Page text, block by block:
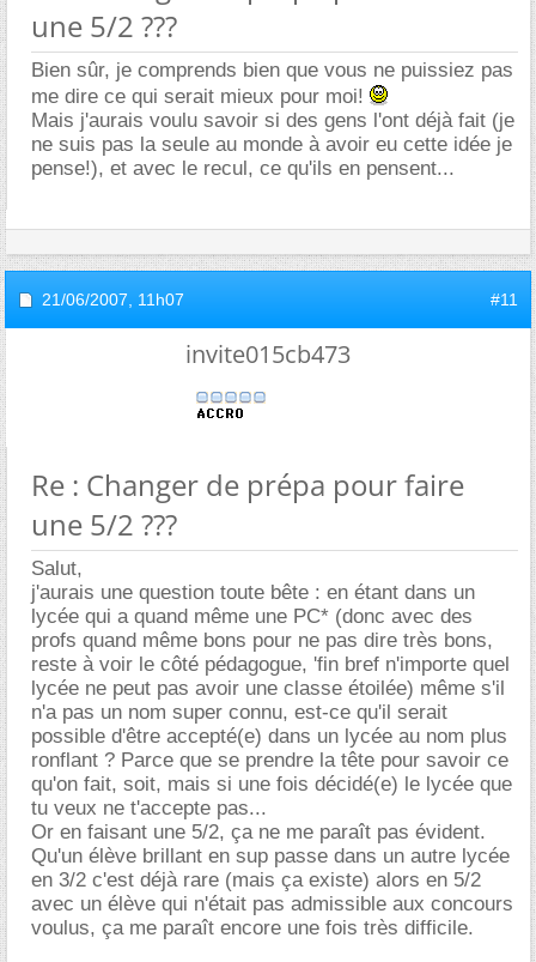
une 5/2 ???
Bien sûr, je comprends bien que vous ne puissiez pas
me dire ce qui serait mieux pour moi!
Mais j'aurais voulu savoir si des gens l'ont déjà fait (je
ne suis pas la seule au monde à avoir eu cette idée je
pense!), et avec le recul, ce qu'ils en pensent...
21/06/2007, 11h07 #11
invite015cb473
Re : Changer de prépa pour faire
une 5/2 ???
Salut,
j'aurais une question toute bête : en étant dans un
lycée qui a quand même une PC* (donc avec des
profs quand même bons pour ne pas dire très bons,
reste à voir le côté pédagogue, 'fin bref n'importe quel
lycée ne peut pas avoir une classe étoilée) même s'il
n'a pas un nom super connu, est-ce qu'il serait
possible d'être accepté(e) dans un lycée au nom plus
ronflant ? Parce que se prendre la tête pour savoir ce
qu'on fait, soit, mais si une fois décidé(e) le lycée que
tu veux ne t'accepte pas...
Or en faisant une 5/2, ça ne me paraît pas évident.
Qu'un élève brillant en sup passe dans un autre lycée
en 3/2 c'est déjà rare (mais ça existe) alors en 5/2
avec un élève qui n'était pas admissible aux concours
voulus, ça me paraît encore une fois très difficile.